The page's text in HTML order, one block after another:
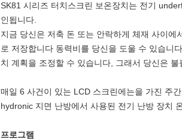
SK81 시리즈 터치스크린 보온장치는 전기
인됩니다.
지금 당신은 저축 돈 또는 안락하게 체재 사이
로 저장합니다 동력비를 당신을 도울 수 있습니
치 계획을 조정할 수 있습니다, 그래서 당신은
매일 6 사건이 있는 LCD 스크린에는을 가진 주
hydronic 지면 난방에서 사용된 전기 난방 장치
프로그램